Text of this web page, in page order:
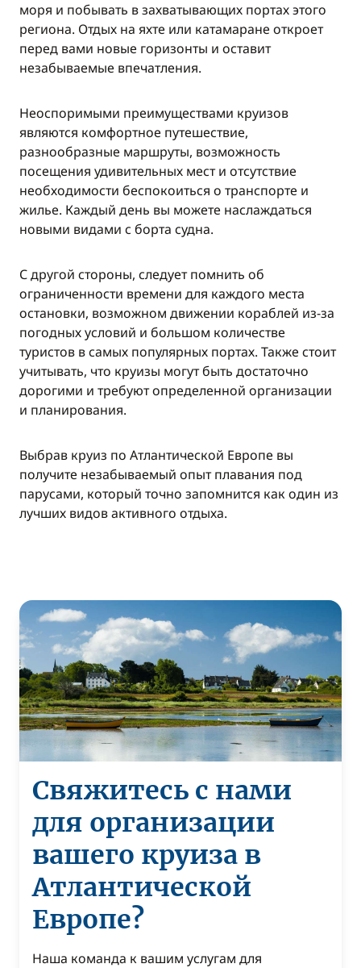
моря и побывать в захватывающих портах этого
региона. Отдых на яхте или катамаране откроет
перед вами новые горизонты и оставит
незабываемые впечатления.
Неоспоримыми преимуществами круизов
являются комфортное путешествие,
разнообразные маршруты, возможность
посещения удивительных мест и отсутствие
необходимости беспокоиться о транспорте и
жилье. Каждый день вы можете наслаждаться
новыми видами с борта судна.
С другой стороны, следует помнить об
ограниченности времени для каждого места
остановки, возможном движении кораблей из-за
погодных условий и большом количестве
туристов в самых популярных портах. Также стоит
учитывать, что круизы могут быть достаточно
дорогими и требуют определенной организации
и планирования.
Выбрав круиз по Атлантической Европе вы
получите незабываемый опыт плавания под
парусами, который точно запомнится как один из
лучших видов активного отдыха.
Свяжитесь с нами
для организации
вашего круиза в
Атлантической
Европе?
Наша команда к вашим услугам для